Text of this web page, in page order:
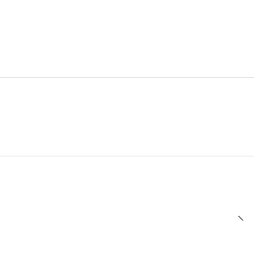
drivers de 50 mm
completo de 50 mm están diseñados para ofrecer
graves, medios y agudos.